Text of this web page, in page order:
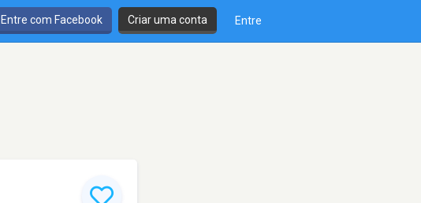
Entre com Facebook Criar uma conta Entre